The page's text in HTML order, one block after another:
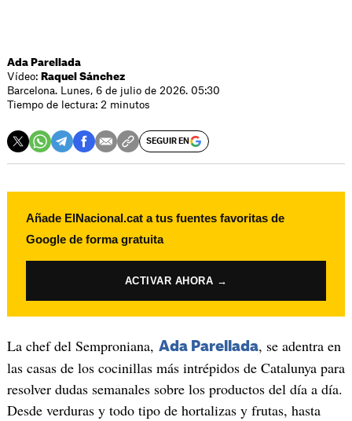
Ada Parellada
Vídeo: Raquel Sánchez
Barcelona. Lunes, 6 de julio de 2026. 05:30
Tiempo de lectura: 2 minutos
SEGUIR EN
Añade ElNacional.cat a tus fuentes favoritas de
Google de forma gratuita
ACTIVAR AHORA →
La chef del Semproniana, Ada Parellada, se adentra en
las casas de los cocinillas más intrépidos de Catalunya para
resolver dudas semanales sobre los productos del día a día.
Desde verduras y todo tipo de hortalizas y frutas, hasta